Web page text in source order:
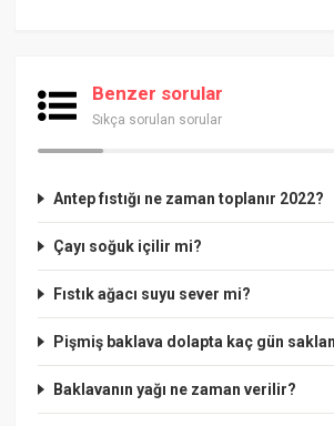
Benzer sorular
Sıkça sorulan sorular
Antep fıstığı ne zaman toplanır 2022?
Çayı soğuk içilir mi?
Fıstık ağacı suyu sever mi?
Pişmiş baklava dolapta kaç gün
Baklavanın yağı ne zaman verilir?